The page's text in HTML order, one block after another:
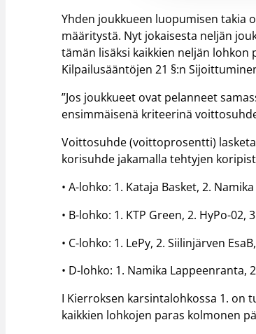
Yhden joukkueen luopumisen takia
määritystä. Nyt jokaisesta neljän
tämän lisäksi kaikkien neljän
Kilpailusääntöjen 21 §:n
”Jos joukkueet ovat pelanneet
ensimmäisenä kriteerinä
Voittosuhde (voittoprosentti)
korisuhde jakamalla tehtyjen
• A-lohko: 1. Kataja Basket, 2.
• B-lohko: 1. KTP Green, 2. HyPo-02,
• C-lohko: 1. LePy, 2. Siilinjärven
• D-lohko: 1. Namika Lappeenranta,
I Kierroksen karsintalohkossa 1. on
kaikkien lohkojen paras kolmonen